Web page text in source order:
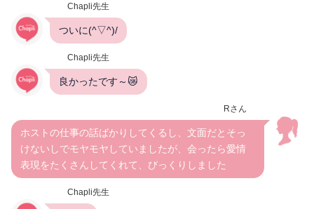
Chapli先生
ついに(^▽^)/
Chapli先生
良かったです～😿
Rさん
ホストの仕事の話ばかりしてくるし、文面だとそっ
けないしでモヤモヤしていましたが、会ったら愛情
表現をたくさんしてくれて、びっくりしました
Chapli先生